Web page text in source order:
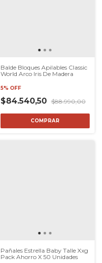
Balde Bloques Apilables Classic
World Arco Iris De Madera
5% OFF
$84.540,50 $88.990,00
COMPRAR
Pañales Estrella Baby Talle Xxg
Pack Ahorro X 50 Unidades